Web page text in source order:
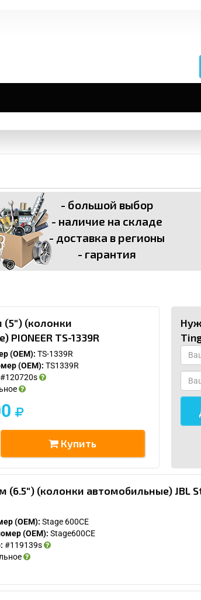
- большой выбор
- наличие на складе
- доставка в регионы
- гарантия
(5") (колонки
TS-1339R
(OEM): TS-1339R
(OEM): TS1339R
#120720s
Купить
(6.5") (колонки автомобильные) JBL
(OEM): Stage 600CE
(OEM): Stage600CE
#119139s